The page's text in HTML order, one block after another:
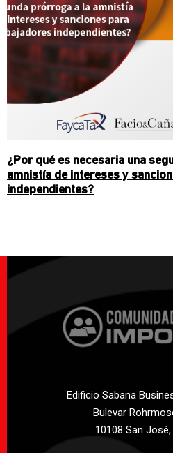
¿Por qué es necesaria una
amnistía de intereses y
independientes?
Edificio Sabana
Bulevar
10108 San